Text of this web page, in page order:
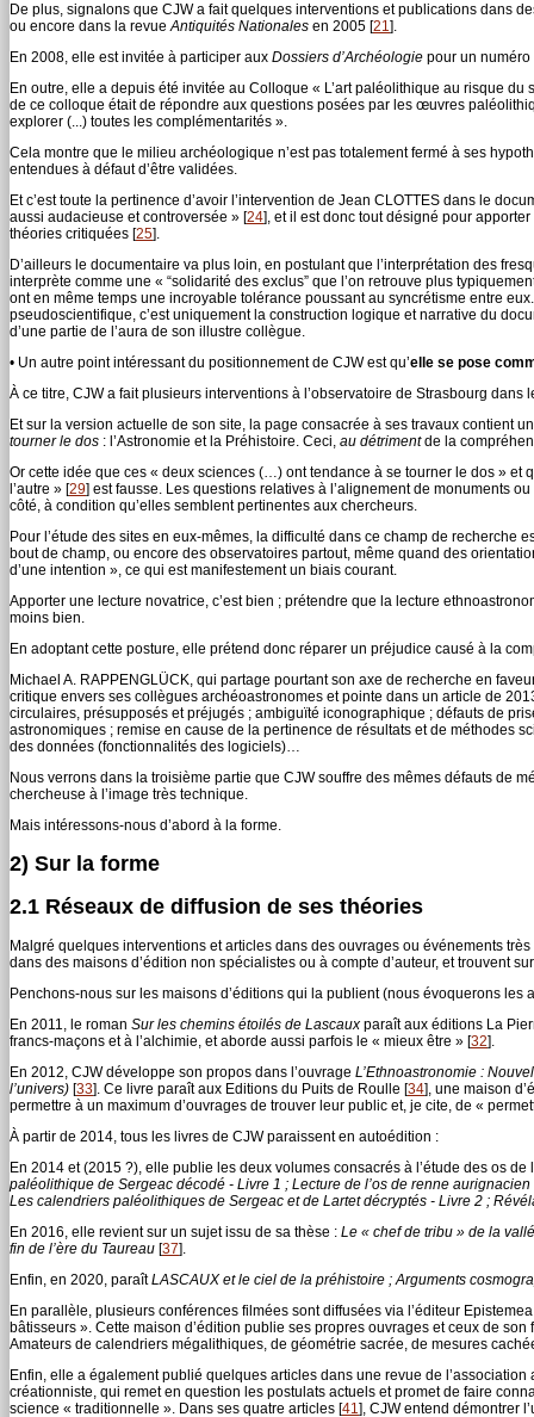
De plus, signalons que CJW a fait quelques interventions et publications dans
ou encore dans la revueAntiquités Nationales en 2005 [21].
En 2008, elle est invitée à participer aux Dossiers d’Archéologie pour un
En outre, elle a depuis été invitée au Colloque « L’art paléolithique au risque
de ce colloque était de répondre aux questions posées par les œuvres
explorer (...) toutes les complémentarités ».
Cela montre que le milieu archéologique n’est pas totalement fermé à ses
entendues à défaut d’être validées.
Et c’est toute la pertinence d’avoir l’intervention de Jean CLOTTES dans le
aussi audacieuse et controversée » [24], et il est donc tout désigné pour
théories critiquées [25].
D’ailleurs le documentaire va plus loin, en postulant que l’interprétation des
interprète comme une « “solidarité des exclus” que l’on retrouve plus
ont en même temps une incroyable tolérance poussant au syncrétisme entre
pseudoscientifique, c’est uniquement la construction logique et narrative du
d’une partie de l’aura de son illustre collègue.
• Un autre point intéressant du positionnement de CJW est qu’elle se pose
À ce titre, CJW a fait plusieurs interventions à l’observatoire de Strasbourg dans
Et sur la version actuelle de son site, la page consacrée à ses travaux contient
tourner le dos : l’Astronomie et la Préhistoire. Ceci, au détrimentde la
Or cette idée que ces « deux sciences (…) ont tendance à se tourner le dos » et
l’autre » [29] est fausse. Les questions relatives à l’alignement de monuments
côté, à condition qu’elles semblent pertinentes aux chercheurs.
Pour l’étude des sites en eux-mêmes, la difficulté dans ce champ de
bout de champ, ou encore des observatoires partout, même quand des
d’une intention », ce qui est manifestement un biais courant.
Apporter une lecture novatrice, c’est bien ; prétendre que la lecture
moins bien.
En adoptant cette posture, elle prétend donc réparer un préjudice causé à la
Michael A. RAPPENGLÜCK, qui partage pourtant son axe de recherche en
critique envers ses collègues archéoastronomes et pointe dans un article de
circulaires, présupposés et préjugés ; ambiguïté iconographique ; défauts de
astronomiques ; remise en cause de la pertinence de résultats et de méthodes
des données (fonctionnalités des logiciels)…
Nous verrons dans la troisième partie que CJW souffre des mêmes défauts de
chercheuse à l’image très technique.
Mais intéressons-nous d’abord à la forme.
2) Sur la forme
2.1 Réseaux de diffusion de ses théories
Malgré quelques interventions et articles dans des ouvrages ou événements
dans des maisons d’édition non spécialistes ou à compte d’auteur, et trouvent
Penchons-nous sur les maisons d’éditions qui la publient (nous évoquerons
En 2011, le roman Sur les chemins étoilés de Lascaux paraît aux éditions La
francs-maçons et à l’alchimie, et aborde aussi parfois le « mieux être » [32].
En 2012, CJW développe son propos dans l’ouvrage L’Ethnoastronomie :
l’univers) [33]. Ce livre paraît aux Editions du Puits de Roulle [34], une maison
permettre à un maximum d’ouvrages de trouver leur public et, je cite, de «
À partir de 2014, tous les livres de CJW paraissent en autoédition :
En 2014 et (2015 ?), elle publie les deux volumes consacrés à l’étude des os
paléolithique de Sergeac décodé - Livre 1 ; Lecture de l’os de renne
Les calendriers paléolithiques de Sergeac et de Lartet décryptés - Livre 2 ;
En 2016, elle revient sur un sujet issu de sa thèse : Le « chef de tribu » de la
fin de l’ère du Taureau [37].
Enfin, en 2020, paraîtLASCAUX et le ciel de la préhistoire ; Arguments
En parallèle, plusieurs conférences filmées sont diffusées via l’éditeur Epistemea
bâtisseurs ». Cette maison d’édition publie ses propres ouvrages et ceux de
Amateurs de calendriers mégalithiques, de géométrie sacrée, de mesures
Enfin, elle a également publié quelques articles dans une revue de
créationniste, qui remet en question les postulats actuels et promet de faire
science « traditionnelle ». Dans ses quatre articles [41], CJW entend démontrer